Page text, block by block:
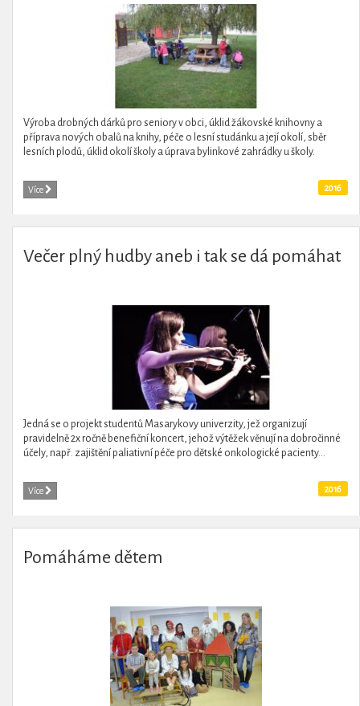
Výroba drobných dárků pro seniory v obci, úklid žákovské knihovny a
příprava nových obalů na knihy, péče o lesní studánku a její okolí, sběr
lesních plodů, úklid okolí školy a úprava bylinkové zahrádky u školy.
Více 2016
Večer plný hudby aneb i tak se dá pomáhat
Jedná se o projekt studentů Masarykovy univerzity, jež organizují
pravidelně 2x ročně benefiční koncert, jehož výtěžek věnují na dobročinné
účely, např. zajištění paliativní péče pro dětské onkologické pacienty...
Více 2016
Pomáháme dětem